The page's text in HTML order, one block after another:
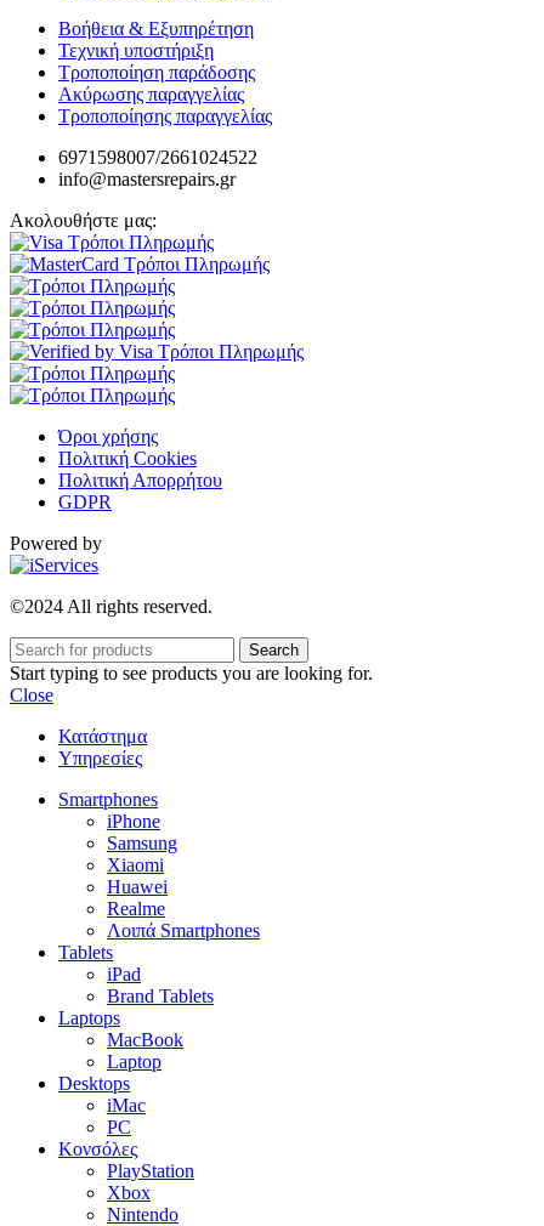
Βοήθεια & Εξυπηρέτηση
Τεχνική υποστήριξη
Τροποποίηση παράδοσης
Ακύρωσης παραγγελίας
Τροποποίησης παραγγελίας
6971598007/2661024522
info@mastersrepairs.gr
Ακολουθήστε μας:
Όροι χρήσης
Πολιτική Cookies
Πολιτική Απορρήτου
GDPR
Powered by
©2024 All rights reserved.
Search
Start typing to see products you are looking for.
Close
Κατάστημα
Υπηρεσίες
Smartphones
iPhone
Samsung
Xiaomi
Huawei
Realme
Λοιπά Smartphones
Tablets
iPad
Brand Tablets
Laptops
MacBook
Laptop
Desktops
iMac
PC
Κονσόλες
PlayStation
Xbox
Nintendo